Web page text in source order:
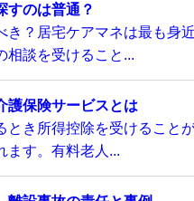
すのは普通？
？居宅ケアマネは最も身
相談を受けること...
護保険サービスとは
き所得控除を受けること
ます。有料老人...